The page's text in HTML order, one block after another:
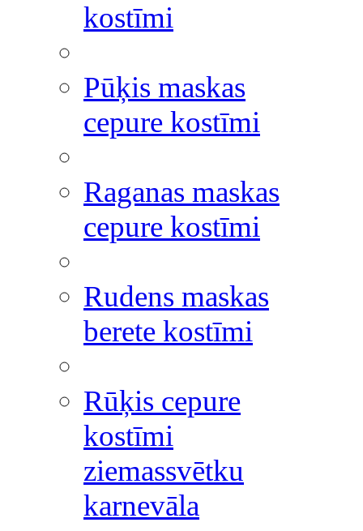
kostīmi
Pūķis maskas
cepure kostīmi
Raganas maskas
cepure kostīmi
Rudens maskas
berete kostīmi
Rūķis cepure
kostīmi
ziemassvētku
karnevāla